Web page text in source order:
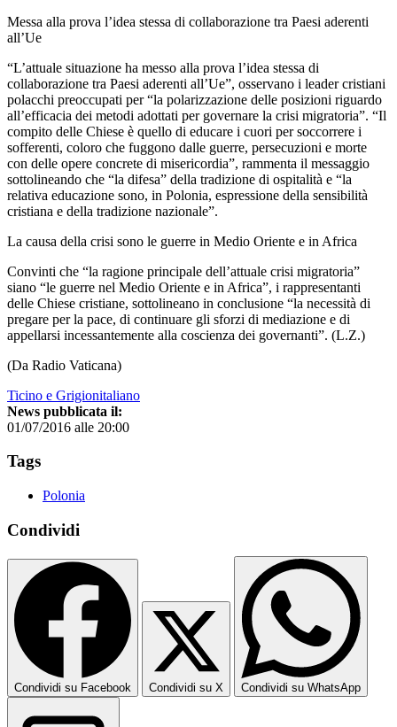
Messa alla prova l’idea stessa di collaborazione tra Paesi aderenti
all’Ue
“L’attuale situazione ha messo alla prova l’idea stessa di
collaborazione tra Paesi aderenti all’Ue”, osservano i leader cristiani
polacchi preoccupati per “la polarizzazione delle posizioni riguardo
all’efficacia dei metodi adottati per governare la crisi migratoria”. “Il
compito delle Chiese è quello di educare i cuori per soccorrere i
sofferenti, coloro che fuggono dalle guerre, persecuzioni e morte
con delle opere concrete di misericordia”, rammenta il messaggio
sottolineando che “la difesa” della tradizione di ospitalità e “la
relativa educazione sono, in Polonia, espressione della sensibilità
cristiana e della tradizione nazionale”.
La causa della crisi sono le guerre in Medio Oriente e in Africa
Convinti che “la ragione principale dell’attuale crisi migratoria”
siano “le guerre nel Medio Oriente e in Africa”, i rappresentanti
delle Chiese cristiane, sottolineano in conclusione “la necessità di
pregare per la pace, di continuare gli sforzi di mediazione e di
appellarsi incessantemente alla coscienza dei governanti”. (L.Z.)
(Da Radio Vaticana)
Ticino e Grigionitaliano
News pubblicata il:
01/07/2016 alle 20:00
Tags
Polonia
Condividi
Condividi su Facebook Condividi su X Condividi su WhatsApp